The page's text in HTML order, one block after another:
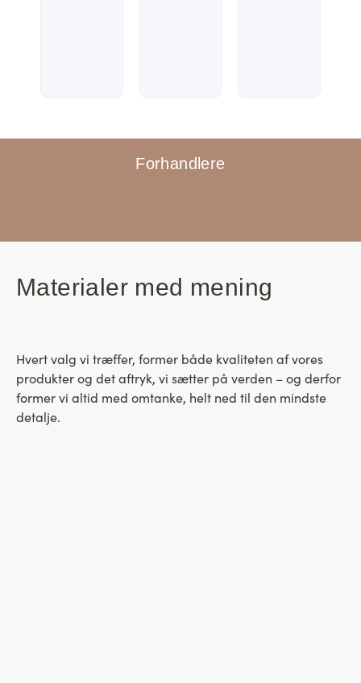
Forhandlere
Materialer med mening
Hvert valg vi træffer, former både kvaliteten af vores
produkter og det aftryk, vi sætter på verden – og derfor
former vi altid med omtanke, helt ned til den mindste
detalje.